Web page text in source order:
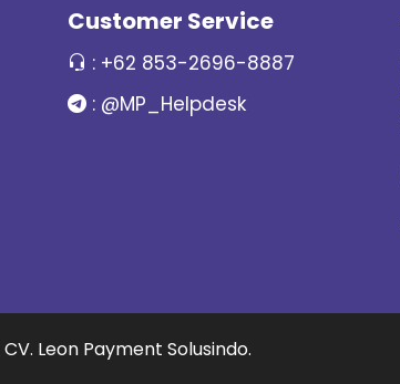
Customer Service
: +62 853-2696-8887
: @MP_Helpdesk
CV. Leon Payment Solusindo.